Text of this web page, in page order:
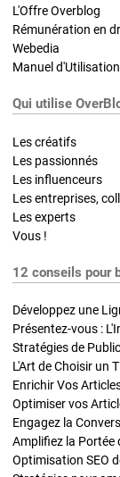
L'Offre Overblog
Rémunération en
Webedia
Manuel d'Utilisation
Qui utilise
Les créatifs
Les passionnés
Les influenceurs
Les entreprises,
Les experts
Vous !
12 conseils pour
Développez une
Présentez-vous :
L'Art de Choisir un
Optimiser vos
Engagez la
Amplifiez la Portée